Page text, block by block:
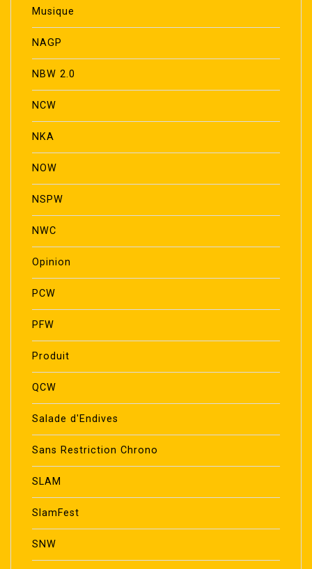
Musique
NAGP
NBW 2.0
NCW
NKA
NOW
NSPW
NWC
Opinion
PCW
PFW
Produit
QCW
Salade d'Endives
Sans Restriction Chrono
SLAM
SlamFest
SNW